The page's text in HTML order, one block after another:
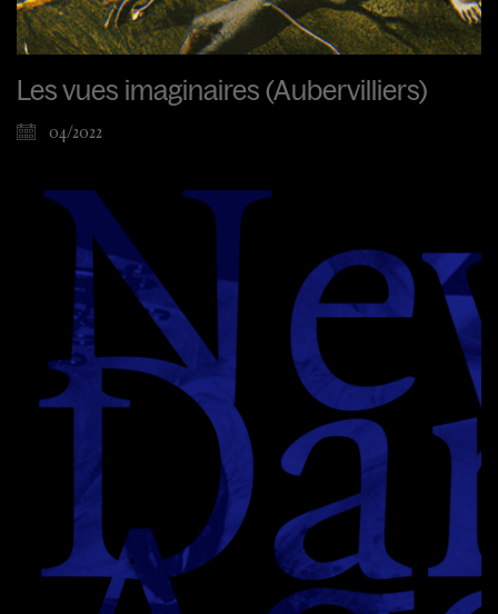
Les vues imaginaires (Aubervilliers)
04/2022